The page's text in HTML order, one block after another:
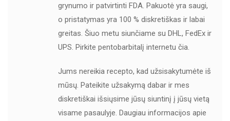
grynumo ir patvirtinti FDA. Pakuotė yra saugi,
o pristatymas yra 100 % diskretiškas ir labai
greitas. Šiuo metu siunčiame su DHL, FedEx ir
UPS. Pirkite pentobarbitalį internetu čia.
Jums nereikia recepto, kad užsisakytumėte iš
mūsų. Pateikite užsakymą dabar ir mes
diskretiškai išsiųsime jūsų siuntinį į jūsų vietą
visame pasaulyje. Daugiau informacijos apie